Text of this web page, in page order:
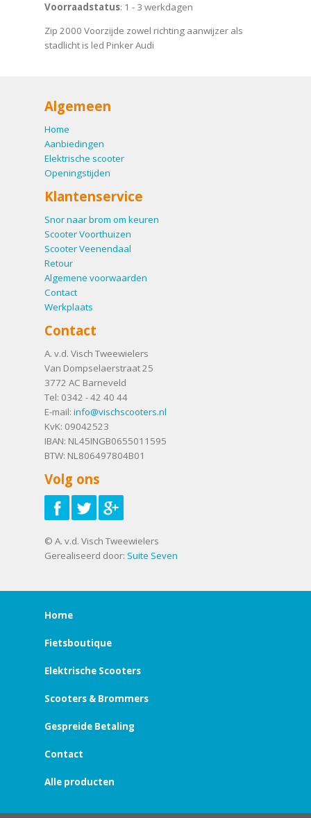
Voorraadstatus: 1 - 3 werkdagen
Zip 2000 Voorzijde zowel richting aanwijzer als
stadlicht is led Pinker Audi
Algemeen
Home
Aanbiedingen
Elektrische scooter
Openingstijden
Klantenservice
Snor naar brom om keuren
Scooter Voorthuizen
Scooter Veenendaal
Retour
Algemene voorwaarden
Contact
Werkplaats
Contact
A. v.d. Visch Tweewielers
Van Dompselaerstraat 25
3772 AC Barneveld
Tel: 0342 - 42 40 44
E-mail: info@vischscooters.nl
KvK: 09042523
IBAN: NL45INGB0655011595
BTW: NL806497804B01
Volg ons
© A. v.d. Visch Tweewielers
Gerealiseerd door: Suite Seven
Home
Fietsboutique
Elektrische Scooters
Scooters & Brommers
Gespreide Betaling
Contact
Alle producten